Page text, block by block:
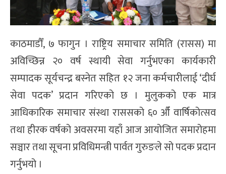
काठमाडौँ, ७ फागुन । राष्ट्रिय समाचार समिति (रासस) मा
अविच्छिन्न २० वर्ष स्थायी सेवा गर्नुभएका कार्यकारी
सम्पादक सूर्यचन्द्र बस्नेत सहित १२ जना कर्मचारीलाई ‘दीर्घ
सेवा पदक’ प्रदान गरिएको छ । मुलुकको एक मात्र
आधिकारिक समाचार संस्था राससको ६० औँ वार्षिकोत्सव
तथा हीरक वर्षको अवसरमा यहाँ आज आयोजित समारोहमा
सञ्चार तथा सूचना प्रविधिमन्त्री पार्वत गुरुङले सो पदक प्रदान
गर्नुभयो ।